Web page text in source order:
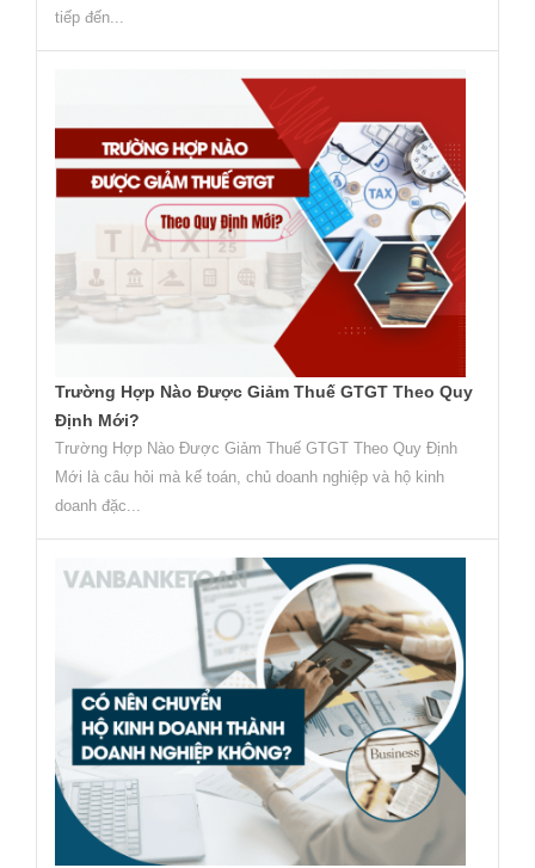
tiếp đến...
Trường Hợp Nào Được Giảm Thuế GTGT Theo Quy
Định Mới?
Trường Hợp Nào Được Giảm Thuế GTGT Theo Quy Định
Mới là câu hỏi mà kế toán, chủ doanh nghiệp và hộ kinh
doanh đặc...